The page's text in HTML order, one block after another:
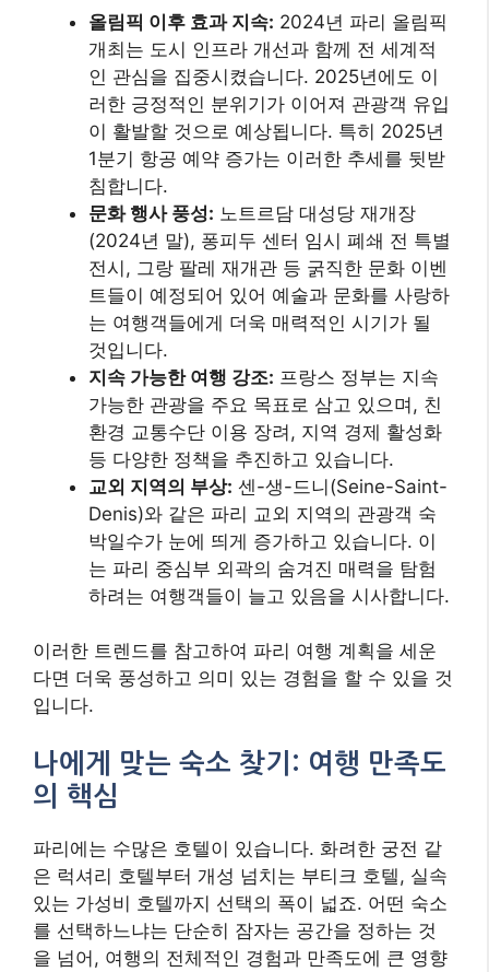
올림픽 이후 효과 지속: 2024년 파리 올림픽
개최는 도시 인프라 개선과 함께 전 세계적
인 관심을 집중시켰습니다. 2025년에도 이
러한 긍정적인 분위기가 이어져 관광객 유입
이 활발할 것으로 예상됩니다. 특히 2025년
1분기 항공 예약 증가는 이러한 추세를 뒷받
침합니다.
문화 행사 풍성: 노트르담 대성당 재개장
(2024년 말), 퐁피두 센터 임시 폐쇄 전 특별
전시, 그랑 팔레 재개관 등 굵직한 문화 이벤
트들이 예정되어 있어 예술과 문화를 사랑하
는 여행객들에게 더욱 매력적인 시기가 될
것입니다.
지속 가능한 여행 강조: 프랑스 정부는 지속
가능한 관광을 주요 목표로 삼고 있으며, 친
환경 교통수단 이용 장려, 지역 경제 활성화
등 다양한 정책을 추진하고 있습니다.
교외 지역의 부상: 센-생-드니(Seine-Saint-
Denis)와 같은 파리 교외 지역의 관광객 숙
박일수가 눈에 띄게 증가하고 있습니다. 이
는 파리 중심부 외곽의 숨겨진 매력을 탐험
하려는 여행객들이 늘고 있음을 시사합니다.
이러한 트렌드를 참고하여 파리 여행 계획을 세운
다면 더욱 풍성하고 의미 있는 경험을 할 수 있을 것
입니다.
나에게 맞는 숙소 찾기: 여행 만족도
의 핵심
파리에는 수많은 호텔이 있습니다. 화려한 궁전 같
은 럭셔리 호텔부터 개성 넘치는 부티크 호텔, 실속
있는 가성비 호텔까지 선택의 폭이 넓죠. 어떤 숙소
를 선택하느냐는 단순히 잠자는 공간을 정하는 것
을 넘어, 여행의 전체적인 경험과 만족도에 큰 영향